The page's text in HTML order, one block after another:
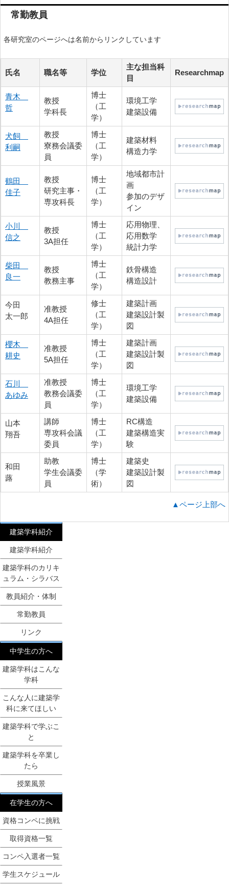
常勤教員
各研究室のページへは名前からリンクしています
氏名 職名等 学位
主な担当科
目
Researchmap
青木
哲
教授
学科長
博士
（工
学）
環境工学
建築設備
犬飼
利嗣
教授
寮務会議委
員
博士
（工
学）
建築材料
構造力学
鶴田
佳子
教授
研究主事・
専攻科長
博士
（工
学）
地域都市計
画
参加のデザ
イン
小川
信之
教授
3A担任
博士
（工
学）
応用物理、
応用数学
統計力学
柴田
良一
教授
教務主事
博士
（工
学）
鉄骨構造
構造設計
今田
太一郎
准教授
4A担任
修士
（工
学）
建築計画
建築設計製
図
櫻木
耕史
准教授
5A担任
博士
（工
学）
建築計画
建築設計製
図
石川
あゆみ
准教授
教務会議委
員
博士
（工
学）
環境工学
建築設備
山本
翔吾
講師
専攻科会議
委員
博士
（工
学）
RC構造
建築構造実
験
和田
蕗
助教
学生会議委
員
博士
（学
術）
建築史
建築設計製
図
▲ページ上部へ
建築学科紹介
建築学科紹介
建築学科のカリキ
ュラム・シラバス
教員紹介・体制
常勤教員
リンク
中学生の方へ
建築学科はこんな
学科
こんな人に建築学
科に来てほしい
建築学科で学ぶこ
と
建築学科を卒業し
たら
授業風景
在学生の方へ
資格コンペに挑戦
取得資格一覧
コンペ入選者一覧
学生スケジュール